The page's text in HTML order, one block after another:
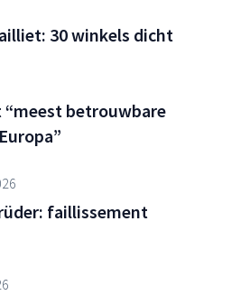
30 winkels dicht
betrouwbare
faillissement